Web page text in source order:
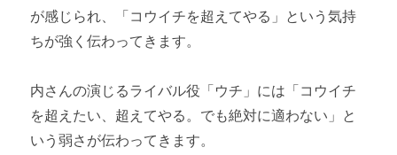
が感じられ、「コウイチを超えてやる」という気持
ちが強く伝わってきます。
内さんの演じるライバル役「ウチ」には「コウイチ
を超えたい、超えてやる。でも絶対に適わない」と
いう弱さが伝わってきます。